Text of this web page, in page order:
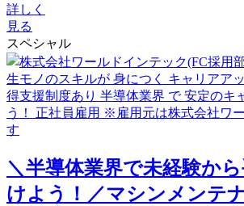
詳しく
見る
スペシャル
＼半導体業界で未経験か
けよう！／マシンメンテ